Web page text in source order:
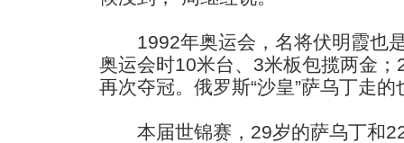
1992年奥运会，名将伏明霞也
奥运会时10米台、3米板包揽两金
再次夺冠。俄罗斯“沙皇”萨乌丁走
本届世锦赛，29岁的萨乌丁和22